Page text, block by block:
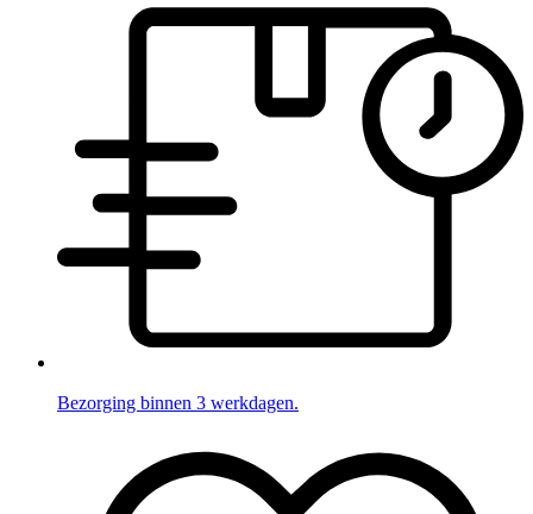
Bezorging binnen 3 werkdagen.